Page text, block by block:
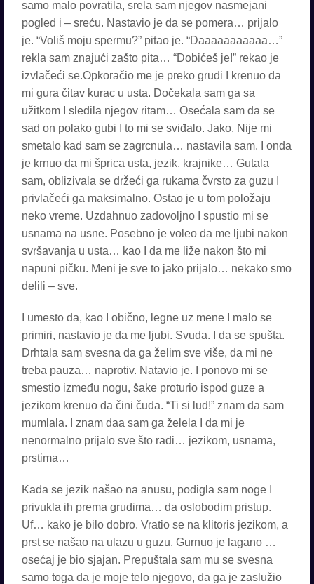
samo malo povratila, srela sam njegov nasmejani
pogled i – sreću. Nastavio je da se pomera… prijalo
je. “Voliš moju spermu?” pitao je. “Daaaaaaaaaaa…”
rekla sam znajući zašto pita… “Dobićeš je!” rekao je
izvlačeći se.Opkoračio me je preko grudi I krenuo da
mi gura čitav kurac u usta. Dočekala sam ga sa
užitkom I sledila njegov ritam… Osećala sam da se
sad on polako gubi I to mi se sviđalo. Jako. Nije mi
smetalo kad sam se zagrcnula… nastavila sam. I onda
je krnuo da mi šprica usta, jezik, krajnike… Gutala
sam, oblizivala se držeći ga rukama čvrsto za guzu I
privlačeći ga maksimalno. Ostao je u tom položaju
neko vreme. Uzdahnuo zadovoljno I spustio mi se
usnama na usne. Posebno je voleo da me ljubi nakon
svršavanja u usta… kao I da me liže nakon što mi
napuni pičku. Meni je sve to jako prijalo… nekako smo
delili – sve.
I umesto da, kao I obično, legne uz mene I malo se
primiri, nastavio je da me ljubi. Svuda. I da se spušta.
Drhtala sam svesna da ga želim sve više, da mi ne
treba pauza… naprotiv. Natavio je. I ponovo mi se
smestio između nogu, šake proturio ispod guze a
jezikom krenuo da čini čuda. “Ti si lud!” znam da sam
mumlala. I znam daa sam ga želela I da mi je
nenormalno prijalo sve što radi… jezikom, usnama,
prstima…
Kada se jezik našao na anusu, podigla sam noge I
privukla ih prema grudima… da oslobodim pristup.
Uf… kako je bilo dobro. Vratio se na klitoris jezikom, a
prst se našao na ulazu u guzu. Gurnuo je lagano …
osećaj je bio sjajan. Prepuštala sam mu se svesna
samo toga da je moje telo njegovo, da ga je zaslužio